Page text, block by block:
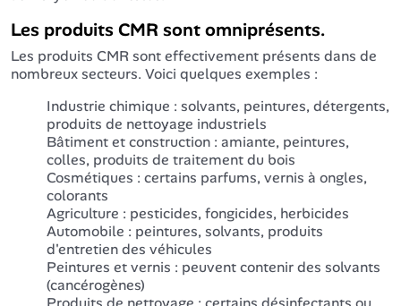
Les produits CMR sont omniprésents.
Les produits CMR sont effectivement présents dans de
nombreux secteurs. Voici quelques exemples :
Industrie chimique : solvants, peintures, détergents,
produits de nettoyage industriels
Bâtiment et construction : amiante, peintures,
colles, produits de traitement du bois
Cosmétiques : certains parfums, vernis à ongles,
colorants
Agriculture : pesticides, fongicides, herbicides
Automobile : peintures, solvants, produits
d'entretien des véhicules
Peintures et vernis : peuvent contenir des solvants
(cancérogènes)